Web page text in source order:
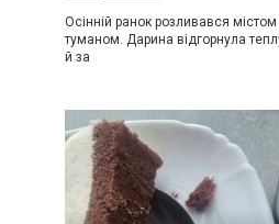
Осінній ранок розливався
туманом. Дарина відгорнула
й за